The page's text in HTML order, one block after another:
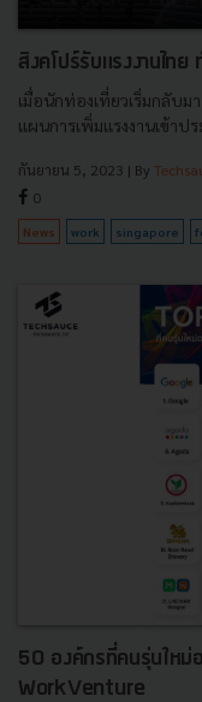
สิงคโปร์รับแรงงานไท
เมื่อนักท่องเที่ยวเริ่มกลับม
แผนการเพิ่มแรงงานเข้าป
กันยายน 5, 2023 | By
0
News work singapore
50 องค์กรที่คนรุ่นใหม่
WorkVenture